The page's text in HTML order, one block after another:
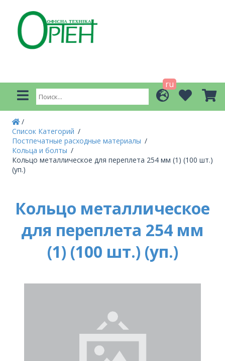
ru
Список Категорий
Постпечатные расходные материалы
Кольца и болты
Кольцо металлическое для переплета 254 мм (1) (100 шт.)
(уп.)
Кольцо металлическое
для переплета 254 мм
(1) (100 шт.) (уп.)